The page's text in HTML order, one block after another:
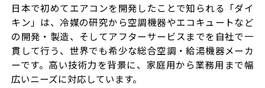
日本で初めてエアコンを開発したことで知られる「ダイ
キン」は、冷媒の研究から空調機器やエコキュートなど
の開発・製造、そしてアフターサービスまでを自社で一
貫して行う、世界でも希少な総合空調・給湯機器メーカ
ーです。高い技術力を背景に、家庭用から業務用まで幅
広いニーズに対応しています。